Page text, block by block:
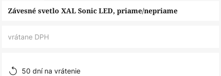
Preskočiť
Závesné svetlo XAL Sonic LED, priame/nepriame
vrátane DPH
50 dní na vrátenie